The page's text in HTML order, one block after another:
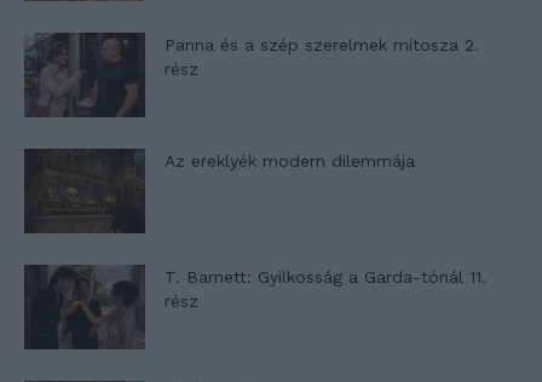
Panna és a szép szerelmek mítosza 2.
rész
Az ereklyék modern dilemmája
T. Barnett: Gyilkosság a Garda-tónál 11.
rész